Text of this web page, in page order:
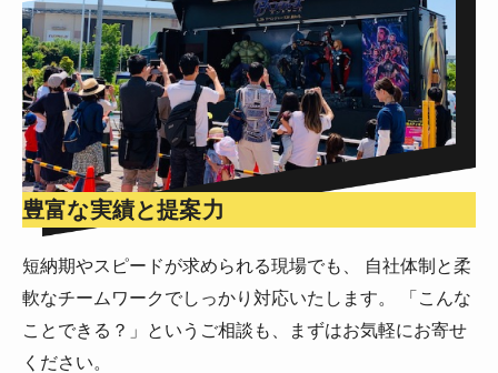
豊富な実績と提案力
短納期やスピードが求められる現場でも、 自社体制と柔
軟なチームワークでしっかり対応いたします。 「こんな
ことできる？」というご相談も、まずはお気軽にお寄せ
ください。